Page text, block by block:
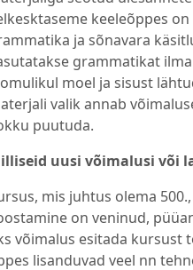
keeleõppes
ja sõnavara
grammatikat
moel ja sisust
valik annab
puutuda.
uusi võimalusi või
mis juhtus olema
on veninud,
võimalus esitada kursust
lisanduvad veel nn